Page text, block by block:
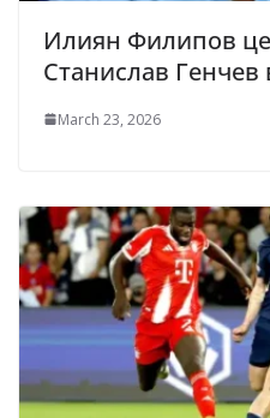
Илиян Филипов
Станислав
March 23, 2026